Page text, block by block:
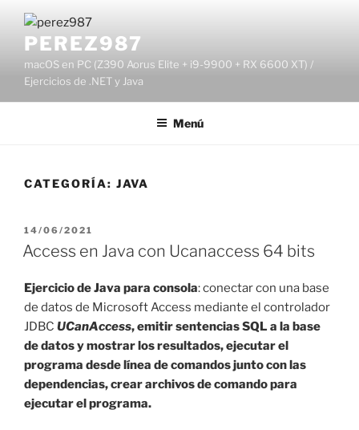
contenido
PEREZ987
macOS en PC (Z390 Aorus Elite + i9-9900 + RX 6600 XT) /
Ejercicios de .NET y Java
Menú
CATEGORÍA: JAVA
PUBLICADO
EL
14/06/2021
Access en Java con Ucanaccess 64 bits
Ejerciciode Java para consola: conectar con una base
de datos de Microsoft Access mediante el controlador
JDBC UCanAccess, emitir sentencias SQL a la base
de datos y mostrar los resultados, ejecutar el
programa desde línea de comandos junto con las
dependencias, crear archivos de comando para
ejecutar el programa.